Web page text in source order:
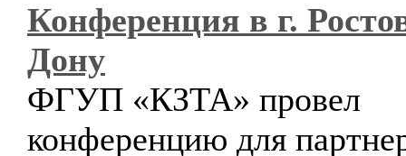
Конференция в г.
Дону
ФГУП «КЗТА» провел
конференцию для